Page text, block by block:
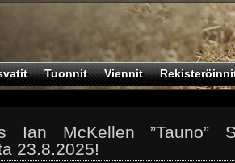
Tuonnit Viennit
Ian McKellen ”Tauno”
23.8.2025!